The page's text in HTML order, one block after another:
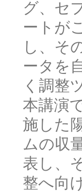
グ、セ
ートが
し、そ
ータを
く調整
本講演
施した
ムの収
表し、
整へ向